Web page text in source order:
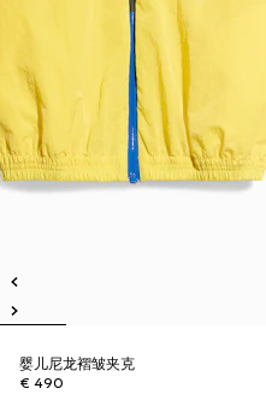
婴儿尼龙褶皱夹克
€ 490